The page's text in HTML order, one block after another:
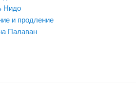
Нидо
и продление
Палаван